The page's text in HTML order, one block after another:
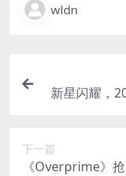
wldn
新星闪耀，
下一篇
《Overprime》